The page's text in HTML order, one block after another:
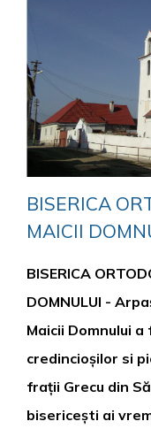
BISERICA
MAICII
BISERICA
DOMNULUI -
Maicii Domnului
credincioșilor si
frații Grecu din
bisericești ai